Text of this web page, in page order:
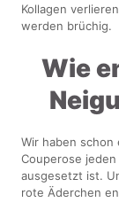
Kollagen
werden brüchig.
Wie
Wir haben
Couperose
ausgesetzt ist.
rote Äderchen